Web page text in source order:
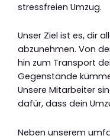
stressfreien Umzug.
Unser Ziel ist es, dir
abzunehmen. Von
hin zum Transport
Gegenstände
Unsere Mitarbeiter
dafür, dass dein
Neben unserem